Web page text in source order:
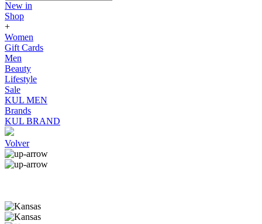
New in
Shop
+
Women
Gift Cards
Men
Beauty
Lifestyle
Sale
KUL MEN
Brands
KUL BRAND
Volver